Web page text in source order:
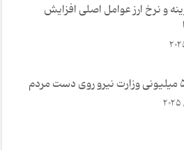
و نرخ ارز عوامل اصلی افزایش